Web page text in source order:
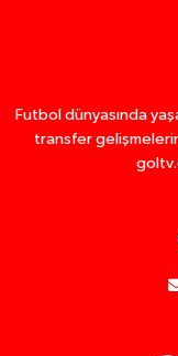
Futbol dünyasında
transfer